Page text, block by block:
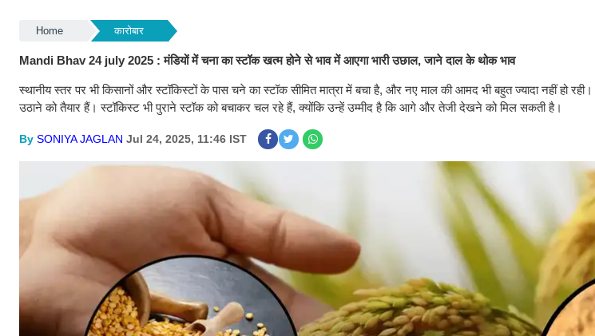
Home कारोबार
Mandi Bhav 24 july 2025 : मंडियों में चना का स्टॉक खत्म होने से भाव में आएगा भारी उछाल, जाने दाल के थोक भाव
स्थानीय स्तर पर भी किसानों और स्टॉकिस्टों के पास चने का स्टॉक सीमित मात्रा में बचा है, और नए माल की आमद भी बहुत ज्यादा नहीं हो
उठाने को तैयार हैं। स्टॉकिस्ट भी पुराने स्टॉक को बचाकर चल रहे हैं, क्योंकि उन्हें उम्मीद है कि आगे और तेजी देखने को मिल सकती है।
By SONIYA JAGLAN Jul 24, 2025, 11:46 IST